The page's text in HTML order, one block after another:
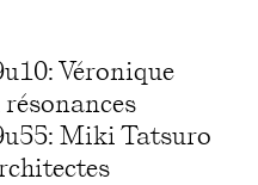
Véronique
Miki Tatsuro